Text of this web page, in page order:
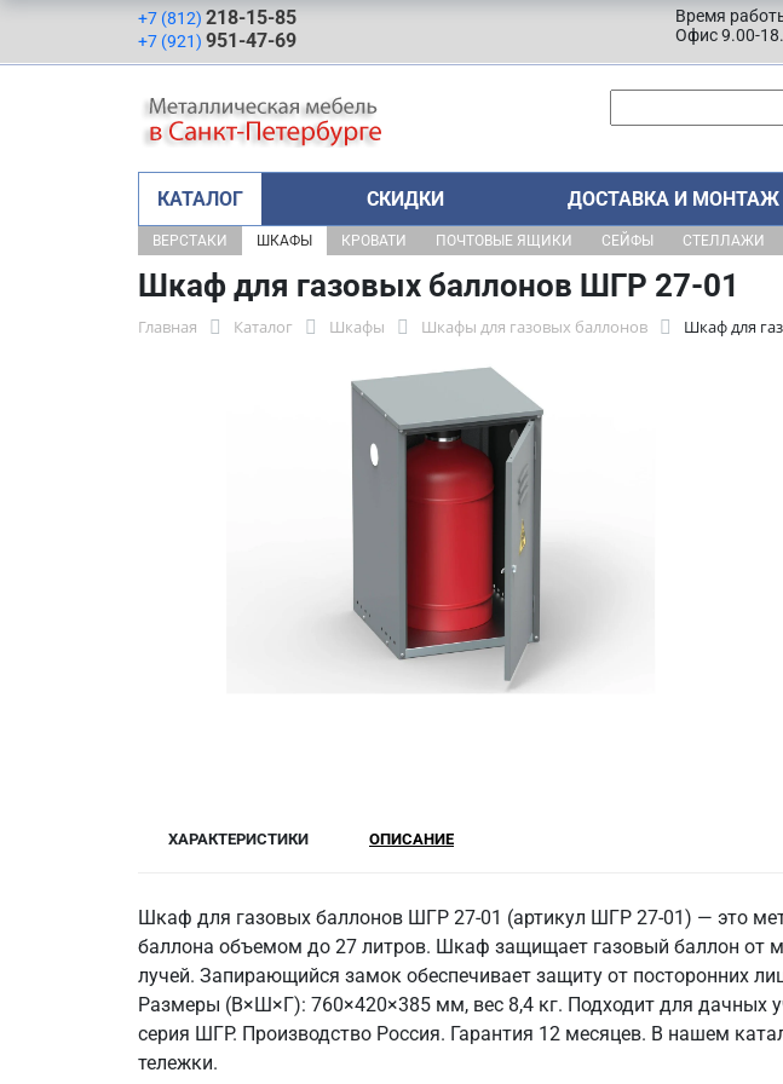
+7 (812) 218-15-85
+7 (921) 951-47-69
Время
Офис 9.00-
КАТАЛОГ СКИДКИ ДОСТАВКА И МОНТАЖ
ВЕРСТАКИ ШКАФЫ КРОВАТИ ПОЧТОВЫЕ ЯЩИКИ СЕЙФЫ СТЕЛЛАЖИ
Шкаф для газовых баллонов ШГР 27-01
Главная Каталог Шкафы Шкафы для газовых баллонов Шкаф для
ХАРАКТЕРИСТИКИ ОПИСАНИЕ
Шкаф для газовых баллонов ШГР 27-01 (артикул ШГР 27-01) — это
баллона объемом до 27 литров. Шкаф защищает газовый баллон от
лучей. Запирающийся замок обеспечивает защиту от посторонних
Размеры (В×Ш×Г): 760×420×385 мм, вес 8,4 кг. Подходит для дачных
серия ШГР. Производство Россия. Гарантия 12 месяцев. В нашем
тележки.